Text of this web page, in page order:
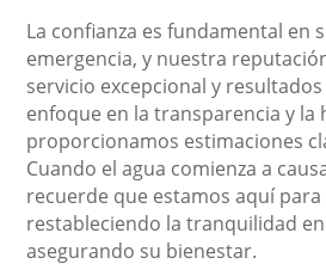
La confianza es fundamental en
emergencia, y nuestra
servicio excepcional y
enfoque en la transparencia y la
proporcionamos estimaciones
Cuando el agua comienza a
recuerde que estamos aquí para
restableciendo la tranquilidad
asegurando su bienestar.